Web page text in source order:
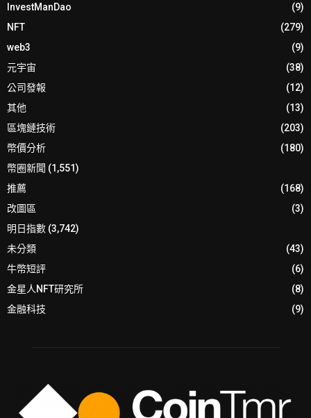
InvestManDao
(9)
NFT
(279)
web3
(9)
元宇宙
(38)
公司發報
(12)
其他
(13)
區塊鏈技術
(203)
幣價分析
(180)
幣圈新聞 (1,551)
推薦
(168)
改圖區
(3)
明日指數 (3,742)
未分類
(43)
牛幣短評
(6)
金星人NFT研究所
(8)
金融科技
(9)